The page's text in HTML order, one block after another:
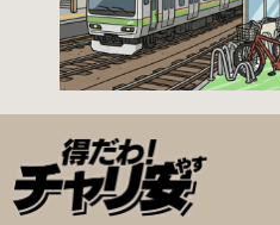
係（本庁舎7階）
さい。交通対策課
効）・電子申請も
利用に関しては、
付を行います。（
いたします。）
課から郵送する「
書」と利用料金を
の上、手続きをし